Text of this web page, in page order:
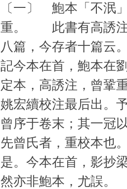
〔一〕 鮑本「不泯
重。 此書有高誘注
八篇，今存者十篇云
記今本在首，鮑本在
定本，高誘注，曾鞏
姚宏續校注最后出。
曾序于卷末；其一冠
先曾氏者，重校本也
是。今本在首，影抄
然亦非鮑本，尤誤。